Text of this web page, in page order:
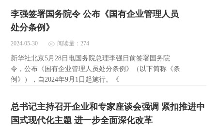
李强签署国务院令 公布《国有企业管理人员
处分条例》
2024-05-30 阅读量：274
新华社北京5月28日电国务院总理李强日前签署国务院
令，公布《国有企业管理人员处分条例》（以下简称《条
例》），自2024年9月1日起施行。《
总书记主持召开企业和专家座谈会强调 紧扣推进中
国式现代化主题 进一步全面深化改革